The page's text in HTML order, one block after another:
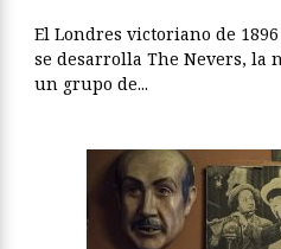
El Londres victoriano de
se desarrolla The Nevers, la
un grupo de...